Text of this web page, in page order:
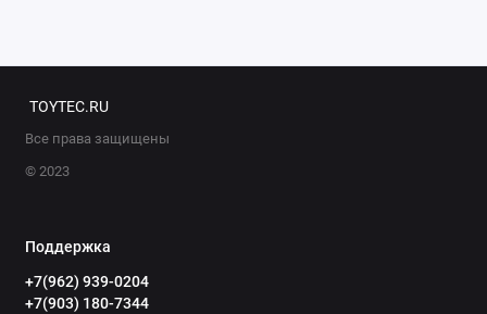
TOYTEC.RU
Все права защищены
© 2023
Поддержка
+7(962) 939-0204
+7(903) 180-7344